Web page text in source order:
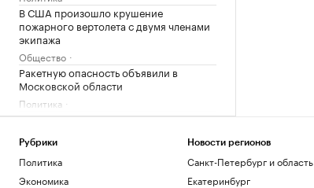
В США произошло крушение
пожарного вертолета с двумя членами
экипажа
Общество
Ракетную опасность объявили в
Московской области
Политика
В семи регионах, включая Московскую
Политика
Рубрики
Политика
Экономика
Новости регионов
Санкт-Петербург и область
Екатеринбург